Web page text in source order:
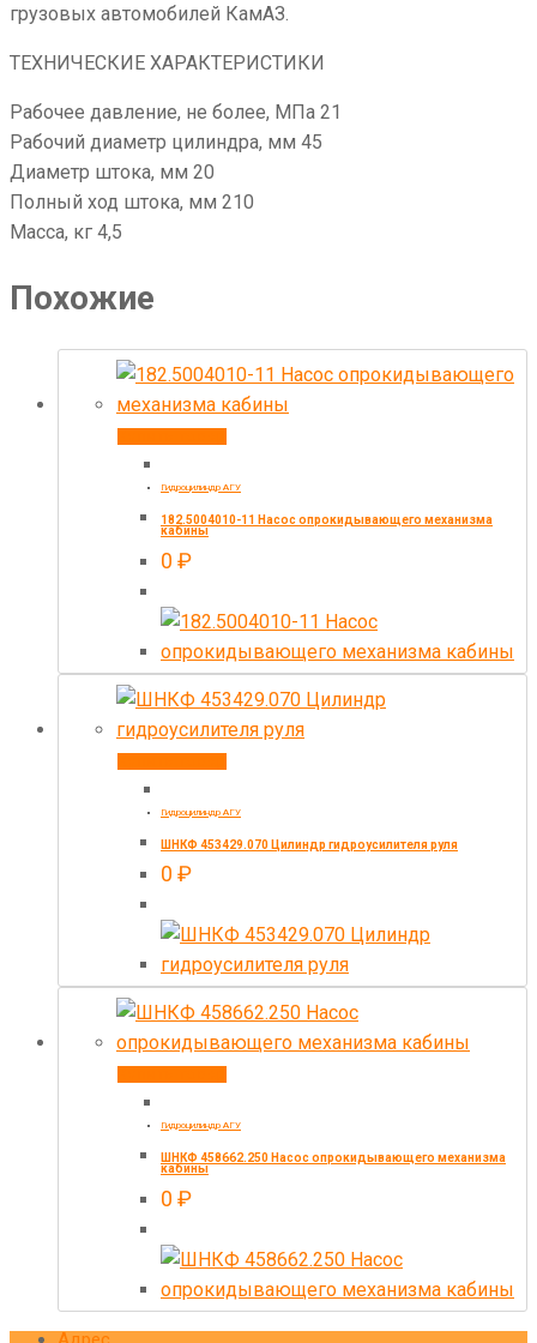
грузовых автомобилей КамАЗ.
ТЕХНИЧЕСКИЕ ХАРАКТЕРИСТИКИ
Рабочее давление, не более, МПа 21
Рабочий диаметр цилиндра, мм 45
Диаметр штока, мм 20
Полный ход штока, мм 210
Масса, кг 4,5
Похожие
Гидроцилиндр АГУ
182.5004010-11 Насос опрокидывающего механизма
кабины
0 ₽
Гидроцилиндр АГУ
ШНКФ 453429.070 Цилиндр гидроусилителя руля
0 ₽
Гидроцилиндр АГУ
ШНКФ 458662.250 Насос опрокидывающего механизма
кабины
0 ₽